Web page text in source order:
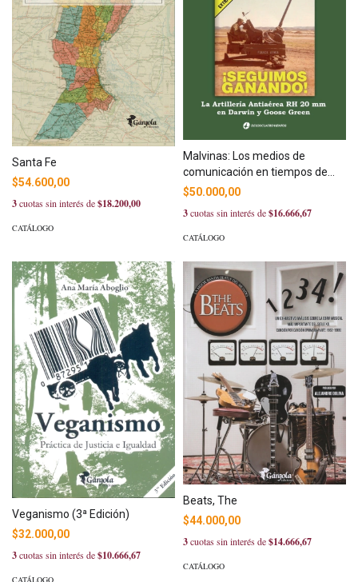
Santa Fe
$54.600,00
3cuotas sin interés de$18.200,00
CATÁLOGO
Malvinas: Los medios de
comunicación en tiempos de
guerra
$50.000,00
3cuotas sin interés de$16.666,67
CATÁLOGO
Veganismo (3ª Edición)
$32.000,00
3cuotas sin interés de$10.666,67
Beats, The
$44.000,00
3cuotas sin interés de$14.666,67
CATÁLOGO